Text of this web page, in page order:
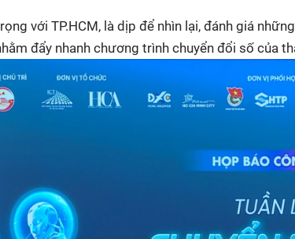
phố không
gì
gia đình
khác
trình
Phim truyền hình
Phim tài liệu
Made By
Ngày hội
Chung
với TP.HCM, là dịp để nhìn lại, đánh giá
đẩy nhanh chương trình chuyển đổi số của